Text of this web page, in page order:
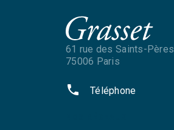
61 rue des Saints-Pères
75006 Paris
phone Téléphone